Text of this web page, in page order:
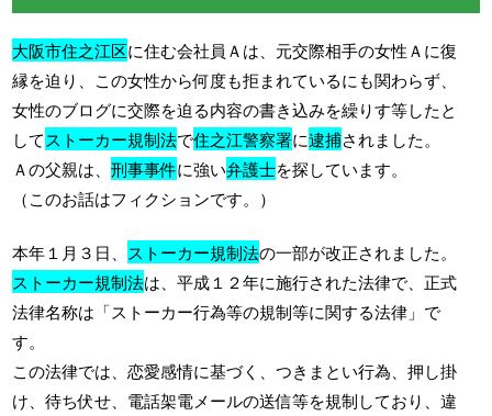
大阪市住之江区に住む会社員Ａは、元交際相手の女性Ａに復
縁を迫り、この女性から何度も拒まれているにも関わらず、
女性のブログに交際を迫る内容の書き込みを繰りす等したと
してストーカー規制法で住之江警察署に逮捕されました。
Ａの父親は、刑事事件に強い弁護士を探しています。
（このお話はフィクションです。）
本年１月３日、 ストーカー規制法の一部が改正されました。
ストーカー規制法は、平成１２年に施行された法律で、正式
法律名称は「ストーカー行為等の規制等に関する法律」で
す。
この法律では、恋愛感情に基づく、つきまとい行為、押し掛
け、待ち伏せ、電話架電メールの送信等を規制しており、違